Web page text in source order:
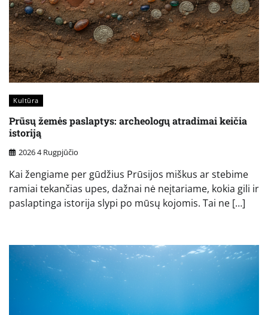
Kultūra
Prūsų žemės paslaptys: archeologų atradimai keičia
istoriją
2026 4 Rugpjūčio
Kai žengiame per gūdžius Prūsijos miškus ar stebime
ramiai tekančias upes, dažnai nė neįtariame, kokia gili ir
paslaptinga istorija slypi po mūsų kojomis. Tai ne […]